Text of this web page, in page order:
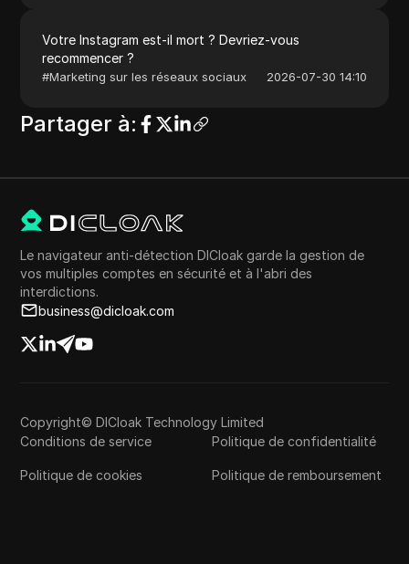
Votre Instagram est-il mort ? Devriez-vous
recommencer ?
#Marketing sur les réseaux sociaux 2026-07-30 14:10
Partager à:
Le navigateur anti-détection DICloak garde la gestion de
vos multiples comptes en sécurité et à l'abri des
interdictions.
business@dicloak.com
Copyright© DICloak Technology Limited
Conditions de service
Politique de confidentialité
Politique de cookies Politique de remboursement